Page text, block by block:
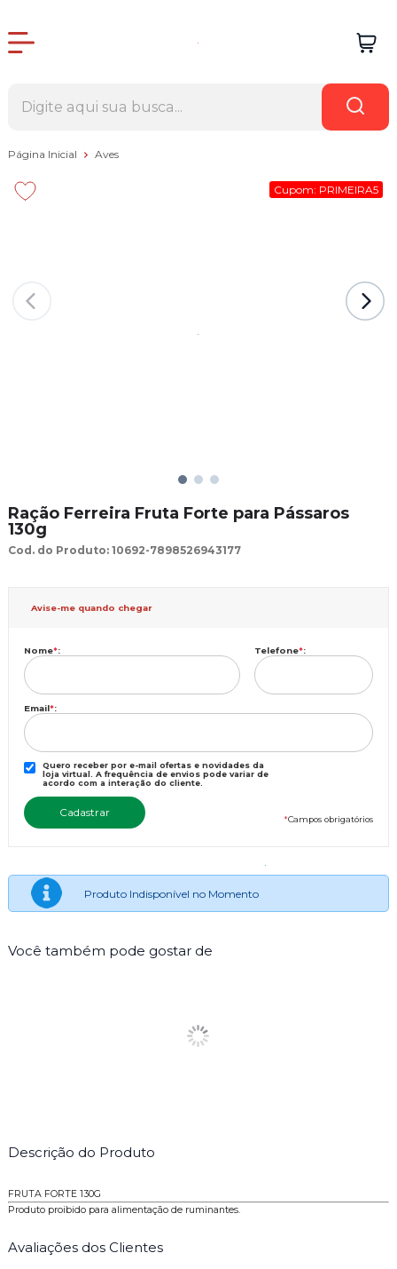
Página Inicial Aves
Cupom: PRIMEIRA5
Ração Ferreira Fruta Forte para Pássaros
130g
Cod. do Produto: 10692-7898526943177
Avise-me quando chegar
Nome*: Telefone*:
Email*:
Quero receber por e-mail ofertas e novidades da
loja virtual. A frequência de envios pode variar de
acordo com a interação do cliente.
*Campos obrigatórios
Produto Indisponível no Momento
Você também pode gostar de
Descrição do Produto
FRUTA FORTE 130G
Produto proibido para alimentação de ruminantes.
Avaliações dos Clientes